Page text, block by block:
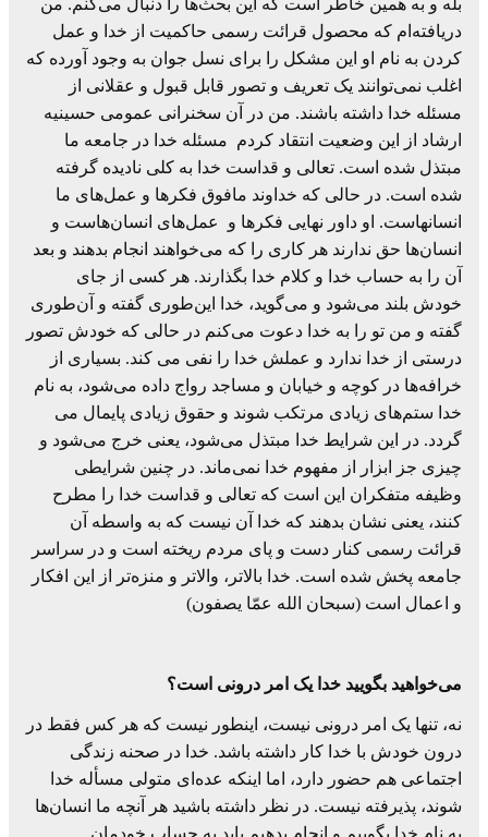
دریافته‌ام که محصول قرائت رسمی حاکمیت از خدا و عمل
کردن به نام او این مشکل را برای نسل جوان به وجود آورده که
اغلب نمی‌توانند یک تعریف و تصور قابل قبول و عقلانی از
مسئله خدا داشته باشند. من در آن سخنرانی عمومی حسینیه
ارشاد از این وضعیت انتقاد کردم مسئله خدا در جامعه ما
مبتذل شده است. تعالی و قداست خدا به کلی نادیده گرفته
شده است. در حالی که خداوند مافوق فکرها و عمل‌های ما
انسانهاست. او داور نهایی فکرها و عمل‌های انسان‌هاست و
انسان‌ها حق ندارند هر کاری را که می‌خواهند انجام بدهند و بعد
آن را به حساب خدا و کلام خدا بگذارند. هر کسی از جای
خودش بلند می‌شود و می‌گوید، خدا این‌طوری گفته و آن‌طوری
گفته و من تو را به خدا دعوت می‌کنم در حالی که خودش تصور
درستی از خدا ندارد و عملش خدا را نفی می کند. بسیاری از
خرافه‌ها در کوچه و خیابان و مساجد رواج داده می‌شود، به نام
خدا ستم‌های زیادی مرتکب شوند و حقوق زیادی پایمال می
گردد. در این شرایط خدا مبتذل می‌شود، یعنی خرج می‌شود و
چیزی جز ابزار از مفهوم خدا نمی‌ماند. در چنین شرایطی
وظیفه متفکران این است که تعالی و قداست خدا را مطرح
کنند، یعنی نشان بدهند که خدا آن نیست که به واسطه آن
قرائت رسمی کنار دست و پای مردم ریخته است و در سراسر
جامعه پخش شده است. خدا بالاتر، والاتر و منزه‌تر از این افکار
و اعمال است (سبحان الله عمّا یصفون)
می‌خواهید بگویید خدا یک امر درونی است؟
نه، تنها یک امر درونی نیست، اینطور نیست که هر کس فقط در
درون خودش با خدا کار داشته باشد. خدا در صحنه زندگی
اجتماعی هم حضور دارد، اما اینکه عده‌ای متولی مسأله خدا
شوند، پذیرفته نیست. در نظر داشته باشید هر آنچه ما انسان‌ها
به نام خدا بگوییم و انجام بدهیم باید به حساب خودمان